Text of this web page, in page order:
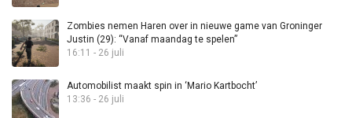
Zombies nemen Haren over in nieuwe game van Groninger
Justin (29): “Vanaf maandag te spelen”
16:11 - 26 juli
Automobilist maakt spin in ‘Mario Kartbocht’
13:36 - 26 juli